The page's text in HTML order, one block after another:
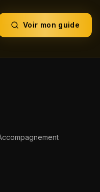
Voir mon guide